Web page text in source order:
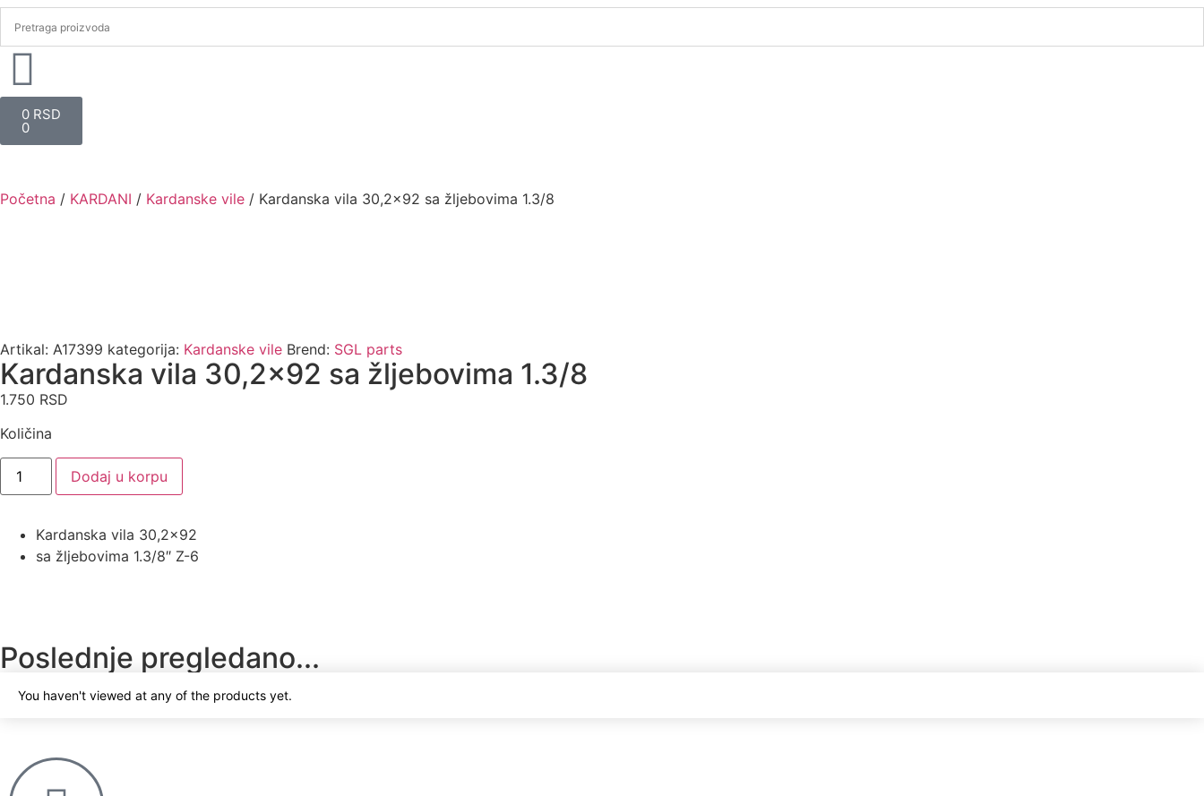
0 RSD
0
Početna / KARDANI / Kardanske vile / Kardanska vila 30,2×92 sa žljebovima 1.3/8
Artikal: A17399 kategorija: Kardanske vile Brend: SGL parts
Kardanska vila 30,2×92 sa žljebovima 1.3/8
1.750 RSD
Količina
Dodaj u korpu
Kardanska vila 30,2×92
sa žljebovima 1.3/8″ Z-6
Poslednje pregledano...
You haven't viewed at any of the products yet.